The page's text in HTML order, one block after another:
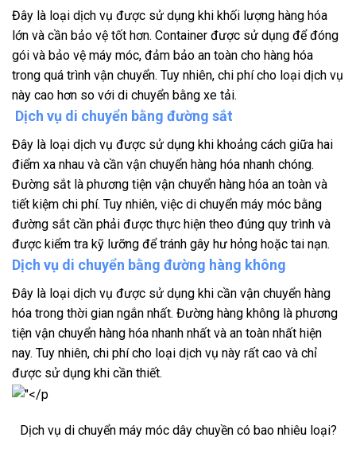
Đây là loại dịch vụ được sử dụng khi khối lượng hàng hóa
lớn và cần bảo vệ tốt hơn. Container được sử dụng để đóng
gói và bảo vệ máy móc, đảm bảo an toàn cho hàng hóa
trong quá trình vận chuyển. Tuy nhiên, chi phí cho loại dịch vụ
này cao hơn so với di chuyển bằng xe tải.
Dịch vụ di chuyển bằng đường sắt
Đây là loại dịch vụ được sử dụng khi khoảng cách giữa hai
điểm xa nhau và cần vận chuyển hàng hóa nhanh chóng.
Đường sắt là phương tiện vận chuyển hàng hóa an toàn và
tiết kiệm chi phí. Tuy nhiên, việc di chuyển máy móc bằng
đường sắt cần phải được thực hiện theo đúng quy trình và
được kiểm tra kỹ lưỡng để tránh gây hư hỏng hoặc tai nạn.
Dịch vụ di chuyển bằng đường hàng không
Đây là loại dịch vụ được sử dụng khi cần vận chuyển hàng
hóa trong thời gian ngắn nhất. Đường hàng không là phương
tiện vận chuyển hàng hóa nhanh nhất và an toàn nhất hiện
nay. Tuy nhiên, chi phí cho loại dịch vụ này rất cao và chỉ
được sử dụng khi cần thiết.
Dịch vụ di chuyển máy móc dây chuyền có bao nhiêu loại?